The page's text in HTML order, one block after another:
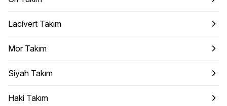
Lacivert Takım
Mor Takım
Siyah Takım
Haki Takım